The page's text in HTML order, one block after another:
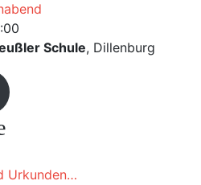
Schule, Dillenburg
Urkunden…